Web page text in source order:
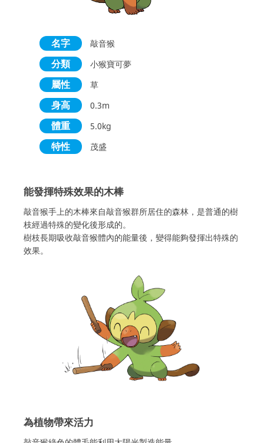
名字 敲音猴
分類 小猴寶可夢
屬性 草
身高 0.3m
體重 5.0kg
特性 茂盛
能發揮特殊效果的木棒
敲音猴手上的木棒來自敲音猴群所居住的森林，是普通的樹
枝經過特殊的變化後形成的。
樹枝長期吸收敲音猴體內的能量後，變得能夠發揮出特殊的
效果。
為植物帶來活力